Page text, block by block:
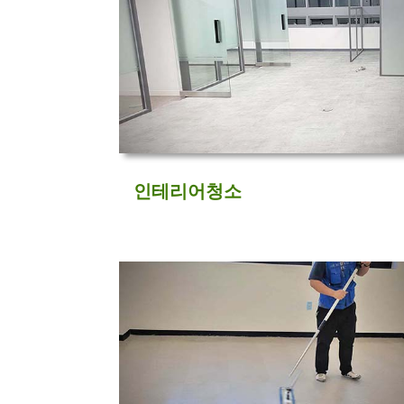
인테리어청소